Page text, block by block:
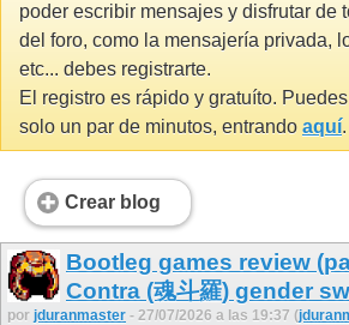
poder escribir mensajes y disfrutar de
del foro, como la mensajería privada,
etc... debes registrarte.
El registro es rápido y gratuíto.
solo un par de minutos, entrando aquí.
Crear blog
Bootleg games review
Contra (魂斗羅) gender
por jduranmaster - 27/07/2026 a las 19:37 (